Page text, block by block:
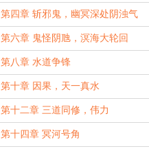
第四章 斩邪鬼，幽冥深处阴浊气
第六章 鬼怪阴虺，溟海大轮回
第八章 水道争锋
第十章 因果，天一真水
第十二章 三道同修，伟力
第十四章 冥河号角